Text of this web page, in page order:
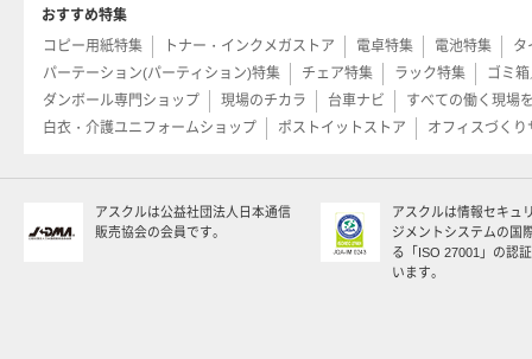
おすすめ特集
コピー用紙特集
トナー・インクメガストア 電卓特集 電池特集
タ
パーテーション(パーティション)特集
チェア特集 ラック特集
ゴミ
ダンボール専門ショップ
現場のチカラ 台車ナビ
すべての働く現場
白衣・介護ユニフォームショップ
ポストイットストア オフィスづくり
アスクルは公益社団法人日本通信
販売協会の会員です。
アスクルは情報セキュ
ジメントシステムの国
る「ISO 27001」の認
います。